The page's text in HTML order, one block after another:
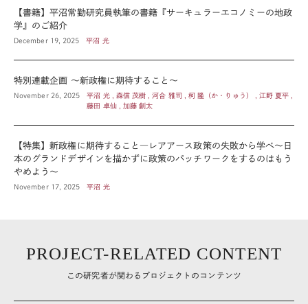
【書籍】平沼常勤研究員執筆の書籍『サーキュラーエコノミーの地政
学』のご紹介
December 19, 2025 平沼 光
特別連載企画 ～新政権に期待すること～
November 26, 2025
平沼 光 , 森信 茂樹 , 河合 雅司 , 柯 隆（か・りゅう） , 江野 夏平 ,
藤田 卓仙 , 加藤 創太
【特集】新政権に期待すること―レアアース政策の失敗から学べ～日
本のグランドデザインを描かずに政策のパッチワークをするのはもう
やめよう～
November 17, 2025 平沼 光
PROJECT-RELATED CONTENT
この研究者が関わるプロジェクトのコンテンツ